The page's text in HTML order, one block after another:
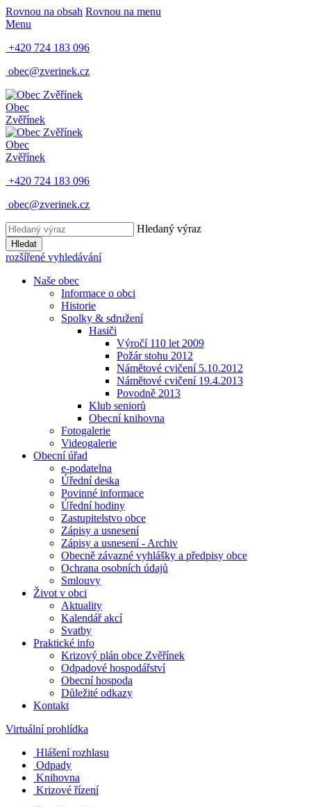
Rovnou na obsah Rovnou na menu
Menu
+420 724 183 096
obec@zverinek.cz
Obec
Zvěřínek
Obec
Zvěřínek
+420 724 183 096
obec@zverinek.cz
Hledaný výraz
Hledat
rozšířené vyhledávání
Naše obec
Informace o obci
Historie
Spolky & sdružení
Hasiči
Výročí 110 let 2009
Požár stohu 2012
Námětové cvičení 5.10.2012
Námětové cvičení 19.4.2013
Povodně 2013
Klub seniorů
Obecní knihovna
Fotogalerie
Videogalerie
Obecní úřad
e-podatelna
Úřední deska
Povinné informace
Úřední hodiny
Zastupitelstvo obce
Zápisy a usnesení
Zápisy a usnesení - Archiv
Obecně závazné vyhlášky a předpisy obce
Ochrana osobních údajů
Smlouvy
Život v obci
Aktuality
Kalendář akcí
Svatby
Praktické info
Krizový plán obce Zvěřínek
Odpadové hospodářství
Obecní hospoda
Důležité odkazy
Kontakt
Virtuální prohlídka
Hlášení rozhlasu
Odpady
Knihovna
Krizové řízení